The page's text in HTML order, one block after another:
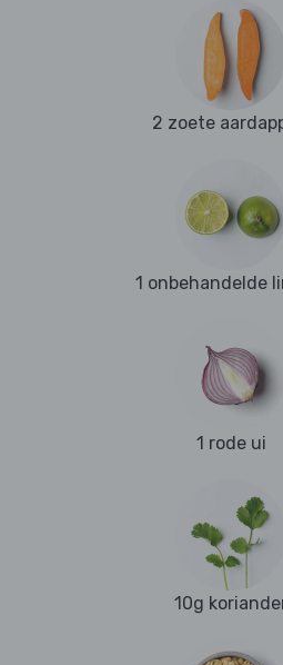
2 zoete
1 onbehandelde
1 rode ui
10g